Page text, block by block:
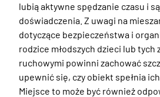
lubią aktywne spędzanie czasu i
doświadczenia. Z uwagi na
dotyczące bezpieczeństwa i
rodzice młodszych dzieci lub tych
ruchowymi powinni zachować
upewnić się, czy obiekt spełnia
Miejsce to może być również